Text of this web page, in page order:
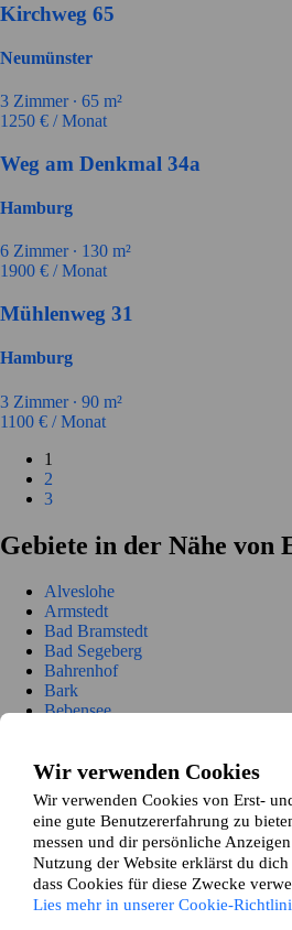
Wir verwenden Cookies
Wir verwenden Cookies von Erst-
eine gute Benutzererfahrung zu
messen und dir persönliche
Nutzung der Website erklärst du
dass Cookies für diese Zwecke
Lies mehr in unserer Cookie-
Kirchweg 65
Neumünster
3 Zimmer ∙ 65 m²
1250 € / Monat
Weg am Denkmal 34a
Hamburg
6 Zimmer ∙ 130 m²
1900 € / Monat
Mühlenweg 31
Hamburg
3 Zimmer ∙ 90 m²
1100 € / Monat
1
2
3
Gebiete in der Nähe von
Alveslohe
Armstedt
Bad Bramstedt
Bad Segeberg
Bahrenhof
Bark
Bebensee
Boostedt
Bornhöved
Bühnsdorf
Daldorf
Damsdorf
Dreggers
Fahrenkrug
Föhrden-Barl